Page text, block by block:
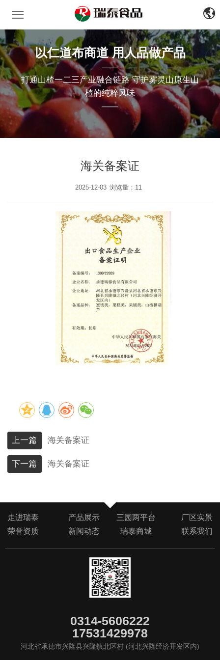
文
EN
瑞泰食品
以仁道布商道 用人品做产品
——
打通山楂一二三产业融合链路 守护雾灵山原生山
楂的纯粹风味
——
海关备案证
2025-12-03 浏览量：11
上一篇 海关备案证
下一篇 海关备案证
走进瑞泰 产品展示 三园两平台
厂区实景
荣誉资质
新闻动态 瑞泰商城 联系我们
0314-5606222
17531429978
河北省承德市兴隆县兴隆镇北区村 (河北兴隆经济开发区内)